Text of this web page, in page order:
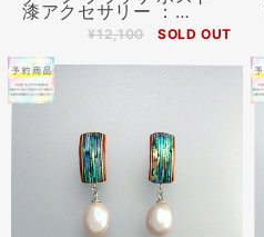
漆アクセサリー ：
Pt900ピアス シリコンキ
ャッチ プレゼント 還暦
プレゼント イヤリング変
更可
¥12,100 SOLD OUT